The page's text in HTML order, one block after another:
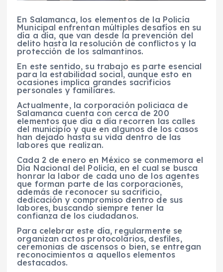
En Salamanca, los elementos de la Policía
Municipal enfrentan múltiples desafíos en su
día a día, que van desde la prevención del
delito hasta la resolución de conflictos y la
protección de los salmantinos.
En este sentido, su trabajo es parte esencial
para la estabilidad social, aunque esto en
ocasiones implica grandes sacrificios
personales y familiares.
Actualmente, la corporación policiaca de
Salamanca cuenta con cerca de 200
elementos que día a día recorren las calles
del municipio y que en algunos de los casos
han dejado hasta su vida dentro de las
labores que realizan.
Cada 2 de enero en México se conmemora el
Día Nacional del Policía, en el cual se busca
honrar la labor de cada uno de los agentes
que forman parte de las corporaciones,
además de reconocer su sacrificio,
dedicación y compromiso dentro de sus
labores, buscando siempre tener la
confianza de los ciudadanos.
Para celebrar este día, regularmente se
organizan actos protocolarios, desfiles,
ceremonias de ascensos o bien, se entregan
reconocimientos a aquellos elementos
destacados.